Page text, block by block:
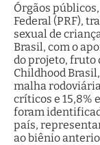
Órgãos
Federal (PRF),
sexual de
Brasil, com o
do projeto, fruto
Childhood
malha
críticos e 15,8%
foram
país,
ao biênio